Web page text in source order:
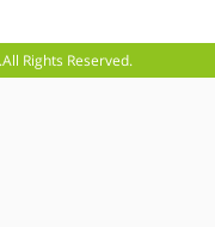
Rights Reserved.